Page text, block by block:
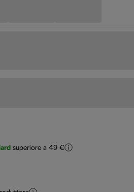
superiore a 49 €